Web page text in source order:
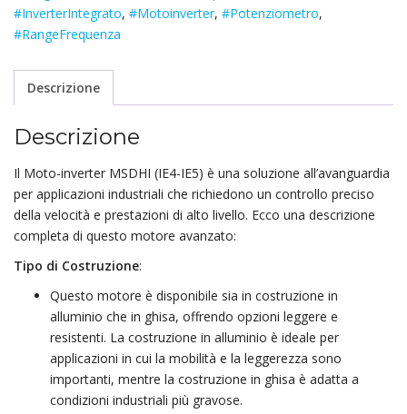
#InverterIntegrato, #Motoinverter, #Potenziometro,
#RangeFrequenza
Descrizione
Descrizione
Il Moto-inverter MSDHI (IE4-IE5) è una soluzione all’avanguardia
per applicazioni industriali che richiedono un controllo preciso
della velocità e prestazioni di alto livello. Ecco una descrizione
completa di questo motore avanzato:
Tipo di Costruzione:
Questo motore è disponibile sia in costruzione in
alluminio che in ghisa, offrendo opzioni leggere e
resistenti. La costruzione in alluminio è ideale per
applicazioni in cui la mobilità e la leggerezza sono
importanti, mentre la costruzione in ghisa è adatta a
condizioni industriali più gravose.